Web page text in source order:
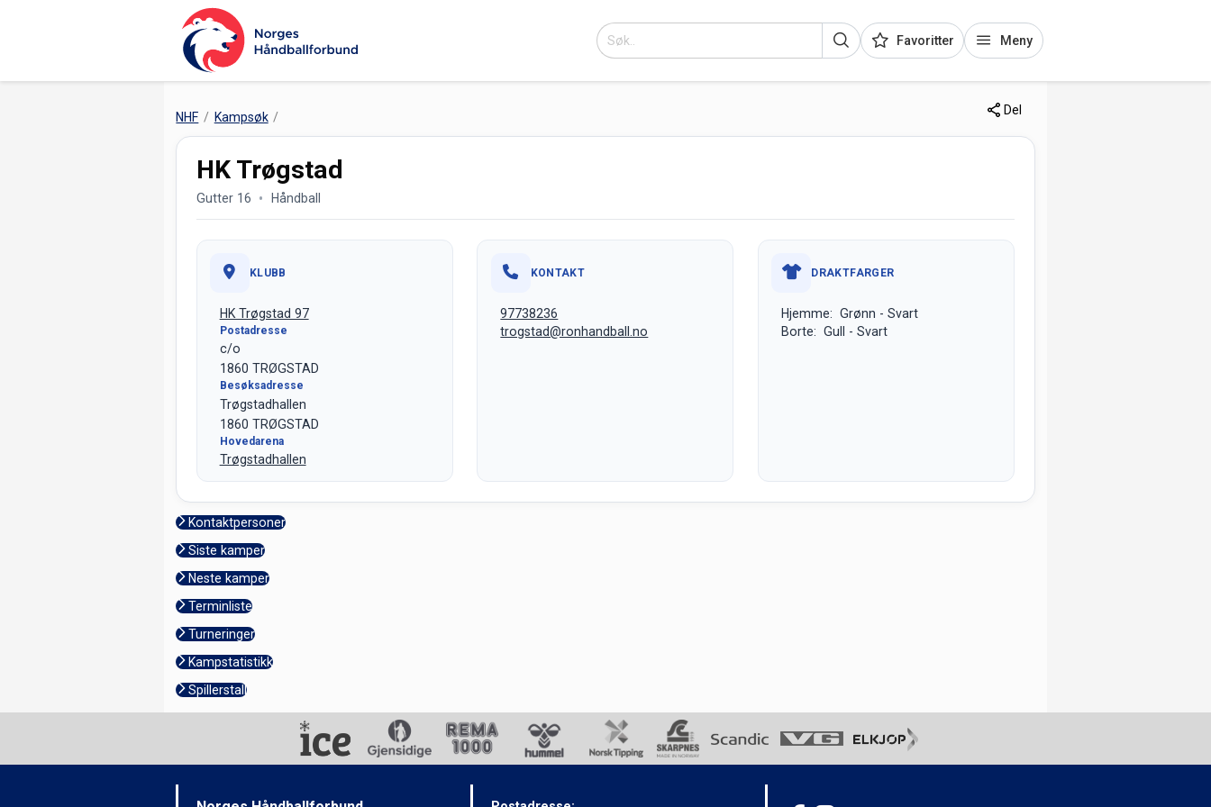
Favoritter Meny
NHF Kampsøk Del
HK Trøgstad
Gutter 16 Håndball
KLUBB
HK Trøgstad 97
Postadresse
c/o
1860 TRØGSTAD
Besøksadresse
Trøgstadhallen
1860 TRØGSTAD
Hovedarena
Trøgstadhallen
KONTAKT
97738236
trogstad@ronhandball.no
DRAKTFARGER
Hjemme: Grønn - Svart
Borte: Gull - Svart
Kontaktpersoner
Siste kamper
Neste kamper
Terminliste
Turneringer
Kampstatistikk
Spillerstall